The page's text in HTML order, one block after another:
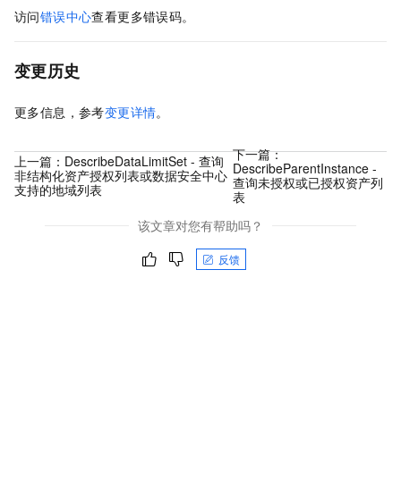
访问错误中心查看更多错误码。
变更历史
更多信息，参考变更详情。
上一篇： DescribeDataLimitSet - 查询
非结构化资产授权列表或数据安全中心
支持的地域列表
下一篇：
DescribeParentInstance -
查询未授权或已授权资产列
表
该文章对您有帮助吗？
反馈